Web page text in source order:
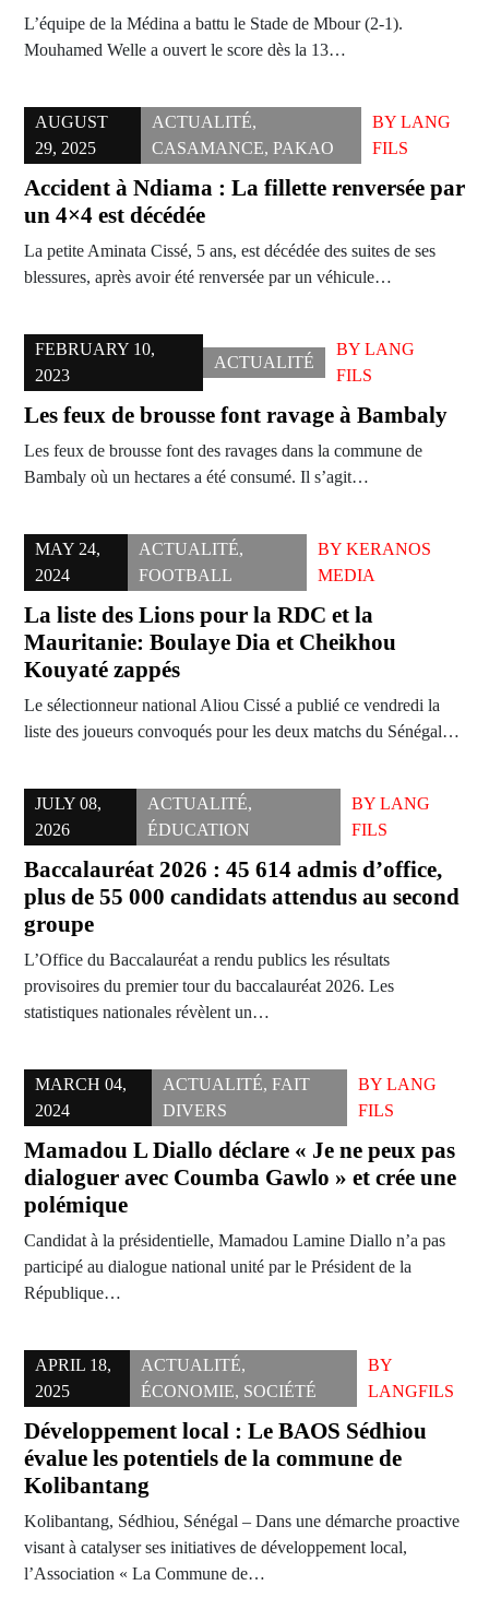
L’équipe de la Médina a battu le Stade de Mbour (2-1).
Mouhamed Welle a ouvert le score dès la 13…
AUGUST
29, 2025
ACTUALITÉ,
CASAMANCE, PAKAO
BYLANG
FILS
Accident à Ndiama : La fillette renversée par
un 4×4 est décédée
La petite Aminata Cissé, 5 ans, est décédée des suites de ses
blessures, après avoir été renversée par un véhicule…
FEBRUARY 10,
2023
ACTUALITÉ
BYLANG
FILS
Les feux de brousse font ravage à Bambaly
Les feux de brousse font des ravages dans la commune de
Bambaly où un hectares a été consumé. Il s’agit…
MAY 24,
2024
ACTUALITÉ,
FOOTBALL
BY KERANOS
MEDIA
La liste des Lions pour la RDC et la
Mauritanie: Boulaye Dia et Cheikhou
Kouyaté zappés
Le sélectionneur national Aliou Cissé a publié ce vendredi la
liste des joueurs convoqués pour les deux matchs du Sénégal…
JULY 08,
2026
ACTUALITÉ,
ÉDUCATION
BYLANG
FILS
Baccalauréat 2026 : 45 614 admis d’office,
plus de 55 000 candidats attendus au second
groupe
L’Office du Baccalauréat a rendu publics les résultats
provisoires du premier tour du baccalauréat 2026. Les
statistiques nationales révèlent un…
MARCH 04,
2024
ACTUALITÉ, FAIT
DIVERS
BYLANG
FILS
Mamadou L Diallo déclare « Je ne peux pas
dialoguer avec Coumba Gawlo » et crée une
polémique
Candidat à la présidentielle, Mamadou Lamine Diallo n’a pas
participé au dialogue national unité par le Président de la
République…
APRIL 18,
2025
ACTUALITÉ,
ÉCONOMIE, SOCIÉTÉ
BY
LANGFILS
Développement local : Le BAOS Sédhiou
évalue les potentiels de la commune de
Kolibantang
Kolibantang, Sédhiou, Sénégal – Dans une démarche proactive
visant à catalyser ses initiatives de développement local,
l’Association « La Commune de…